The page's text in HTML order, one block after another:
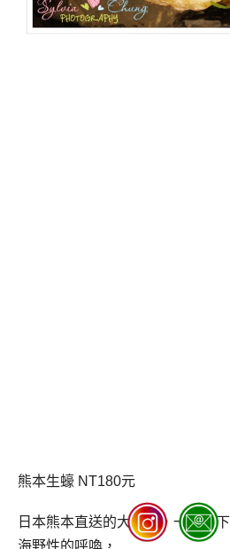
熊本生蠔 NT180元
日本熊本直送的大生蠔，一口咬
海野性的呼喚，